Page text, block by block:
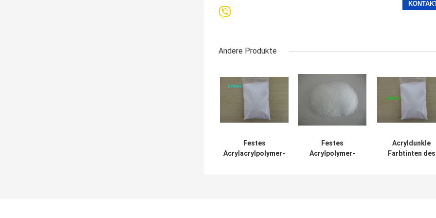
Andere Produkte
Festes
Acrylacrylpolymer-
Festes
Acrylpolymer-
Acryldunkle
Farbtinten des